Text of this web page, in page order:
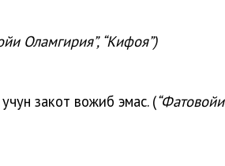
Оламгирия”, “Кифоя”)
закот вожиб эмас. (“Фатовойи